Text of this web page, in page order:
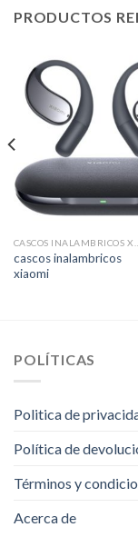
PRODUCTOS
cascos inalambricos
xiaomi
POLÍTICAS
Politica de
Política de
Términos y
Acerca de